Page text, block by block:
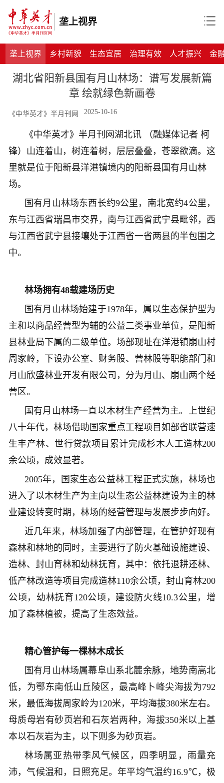
垄上视界
垄上视界 乡村新貌 生态宜居 治理有效 人才振兴 金
湖北省阳新县国有月山林场：谱写发展新篇
章 绘就绿色新画卷
《中华英才》半月刊网 2025-10-16
《中华英才》半月刊网湖北讯 （融媒体记者 柯
锋）山连着山，树连着树，层层叠叠，苍翠欲滴。这
里就是位于阳新县洋港镇境内的阳新县国有月山林
场。
国有月山林场东西长约9公里，南北宽约4公里，
东与江西省瑞昌市交界，南与江西省武宁县毗邻，西
与江西省武宁县接壤处于江西省一省两县的半包围之
中。
林场拥有48载建场历史
国有月山林场始建于1978年，属以生态保护型为
主和以商品经营型为辅的公益二类事业单位，是阳新
县林业局下属的二级单位。场部现址在洋港镇崩山村
周家岭，下设办公室、财务股、营林股等职能部门和
月山欣盛林业开发有限公司，分为月山、崩山两个经
营区。
国有月山林场一直以木材生产经营为主。上世纪
八十年代，林场借助国家重点工程项目如部省联营速
生丰产林、世行贷款项目累计完成杉木人工造林200
余公顷，成效显著。
2005年，国家生态公益林工程正式实施，林场也
进入了以木材生产为主向以生态公益林建设为主的林
业建设转变时期，林场的经营管理与发展步步向好。
近几年来，林场加强了内部管理，在管护好现有
森林和林地的同时，主要进行了防火基础设施建设、
造林、封山育林和幼林抚育，其中：依托退耕还林、
低产林改造等项目完成造林110余公顷，封山育林200
公顷，幼林抚育120公顷，建设防火线10.3公里，增
加了森林植被，提高了生态效益。
精心管护每一棵林木成长
国有月山林场属幕阜山系北麓余脉，地势南高北
低，为鄂东南低山丘陵区，最高峰卜峰尖海拔为792
米，最低海拔周家岭为120米，平均海拔380米左右。
母质母岩有砂页岩和石灰岩两种，海拔350米以上基
本以石灰岩为主，以下则多为砂页岩。
林场属亚热带季风气候区，四季明显，雨量充
沛，气候温和，日照充足。年平均气温约16.9℃，极